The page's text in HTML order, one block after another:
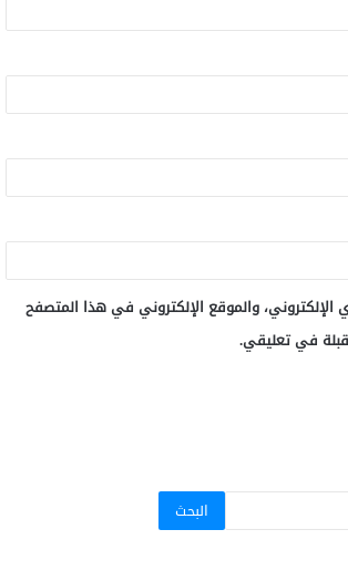
والموقع الإلكتروني في هذا المتصفح
في تعليقي.
البحث